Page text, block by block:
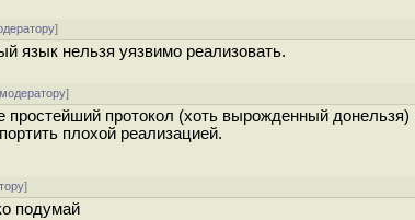
]
язык нельзя уязвимо реализовать.
]
простейший протокол (хоть вырожденный донельзя)
плохой реализацией.
]
подумай